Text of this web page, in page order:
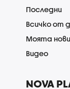
Последни
Всичко от
Моята
Видео
NOVA